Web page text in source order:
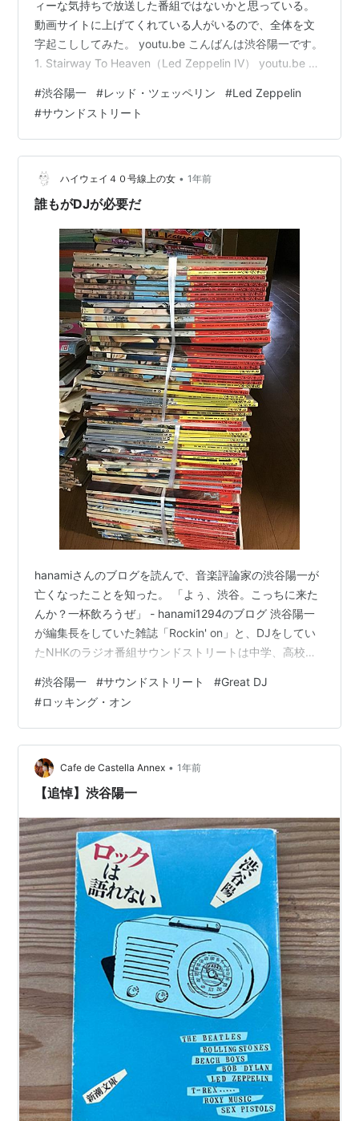
ィーな気持ちで放送した番組ではないかと思っている。
動画サイトに上げてくれている人がいるので、全体を文
字起こししてみた。 youtu.be こんばんは渋谷陽一です。
1. Stairway To Heaven（Led Zeppelin IV） youtu.be こ
この子は天国への階段、まさにステアウェイトゥヘブン
は存在してそれを買うことができると固く信じている、
そういう女の子なんですね。 で、彼女はステアウェイト
ゥヘブンはどこで売ってますかとお店を尋ね歩いて、で
もまあ「天国への階段大安売り！…
#渋谷陽一 #レッド・ツェッペリン #Led Zeppelin
#サウンドストリート
ハイウェイ４０号線上の女 • 1年前
誰もがDJが必要だ
hanamiさんのブログを読んで、音楽評論家の渋谷陽一が
亡くなったことを知った。 「よぅ、渋谷。こっちに来た
んか？一杯飲ろうぜ」 - hanami1294のブログ 渋谷陽一
が編集長をしていた雑誌「Rockin' on」と、DJをしてい
たNHKのラジオ番組サウンドストリートは中学、高校時
したレコードのほとんどが彼のサウンドストリートで紹
介されたものかもしれない。 でも渋谷陽一と言えばレッ
ド・ツェッペリンを無条件で拝めていることで有名で、
ハードロックおやじ系だと思いきや、パンク、スカ、ニ
ューウェーブ、新しいジャンルの音をどんどん紹介す
る。 私がデ…
#渋谷陽一 #サウンドストリート #Great DJ
#ロッキング・オン
Cafe de Castella Annex • 1年前
【追悼】渋谷陽一